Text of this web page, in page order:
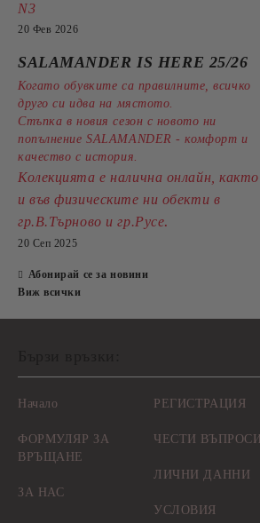
N3
20 Фев 2026
SALAMANDER IS HERE 25/26
Когато обувките са правилните, всичко
друго си идва на мястото.
Стъпка в новия сезон с новото ни
попълнение SALAMANDER - комфорт и
качество с история.
Колекцията е налична онлайн, както
и във физическите ни обекти в
гр.В.Търново и гр.Русе.
20 Сеп 2025
Абонирай се за новини
Виж всички
Начало
ФОРМУЛЯР ЗА
ВРЪЩАНЕ
ЗА НАС
РЕГИСТРАЦИЯ
ЧЕСТИ ВЪПРОСИ
ЛИЧНИ ДАННИ
УСЛОВИЯ